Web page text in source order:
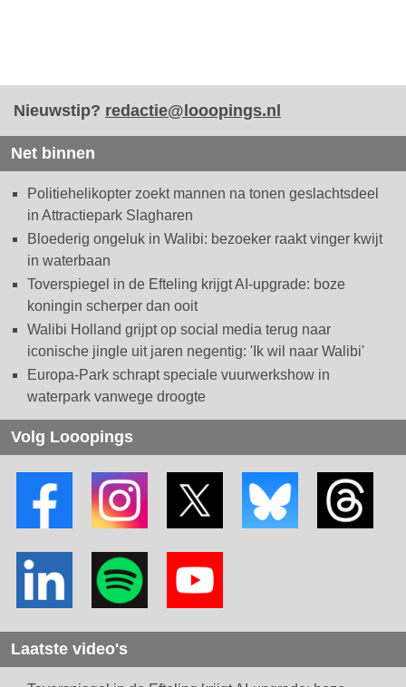
Nieuwstip? redactie@looopings.nl
Net binnen
Politiehelikopter zoekt mannen na tonen geslachtsdeel
in Attractiepark Slagharen
Bloederig ongeluk in Walibi: bezoeker raakt vinger kwijt
in waterbaan
Toverspiegel in de Efteling krijgt AI-upgrade: boze
koningin scherper dan ooit
Walibi Holland grijpt op social media terug naar
iconische jingle uit jaren negentig: 'Ik wil naar Walibi'
Europa-Park schrapt speciale vuurwerkshow in
waterpark vanwege droogte
Volg Looopings
Laatste video's